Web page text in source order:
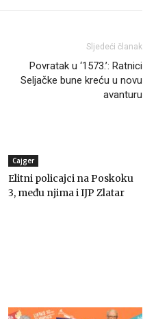
Sljedeći članak
Povratak u ‘1573.’: Ratnici
Seljačke bune kreću u novu
avanturu
Cajger
Elitni policajci na Poskoku
3, među njima i IJP Zlatar